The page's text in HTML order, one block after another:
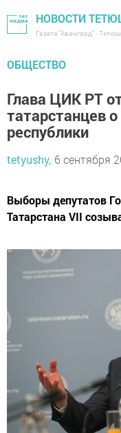
НОВОСТИ
Газета "Авангард" -
ОБЩЕСТВО
Глава ЦИК РТ
татарстанцев
республики
tetyushy, 6 сентября
Выборы депутатов
Татарстана VII